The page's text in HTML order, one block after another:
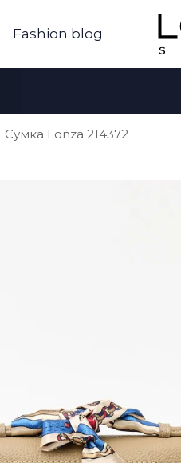
Fashion blog
Сумка Lonza 214372